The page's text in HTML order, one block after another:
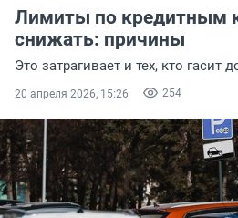
Лимиты по кредитным
снижать: причины
Это затрагивает и тех, кто гасит
254
20 апреля 2026, 15:26